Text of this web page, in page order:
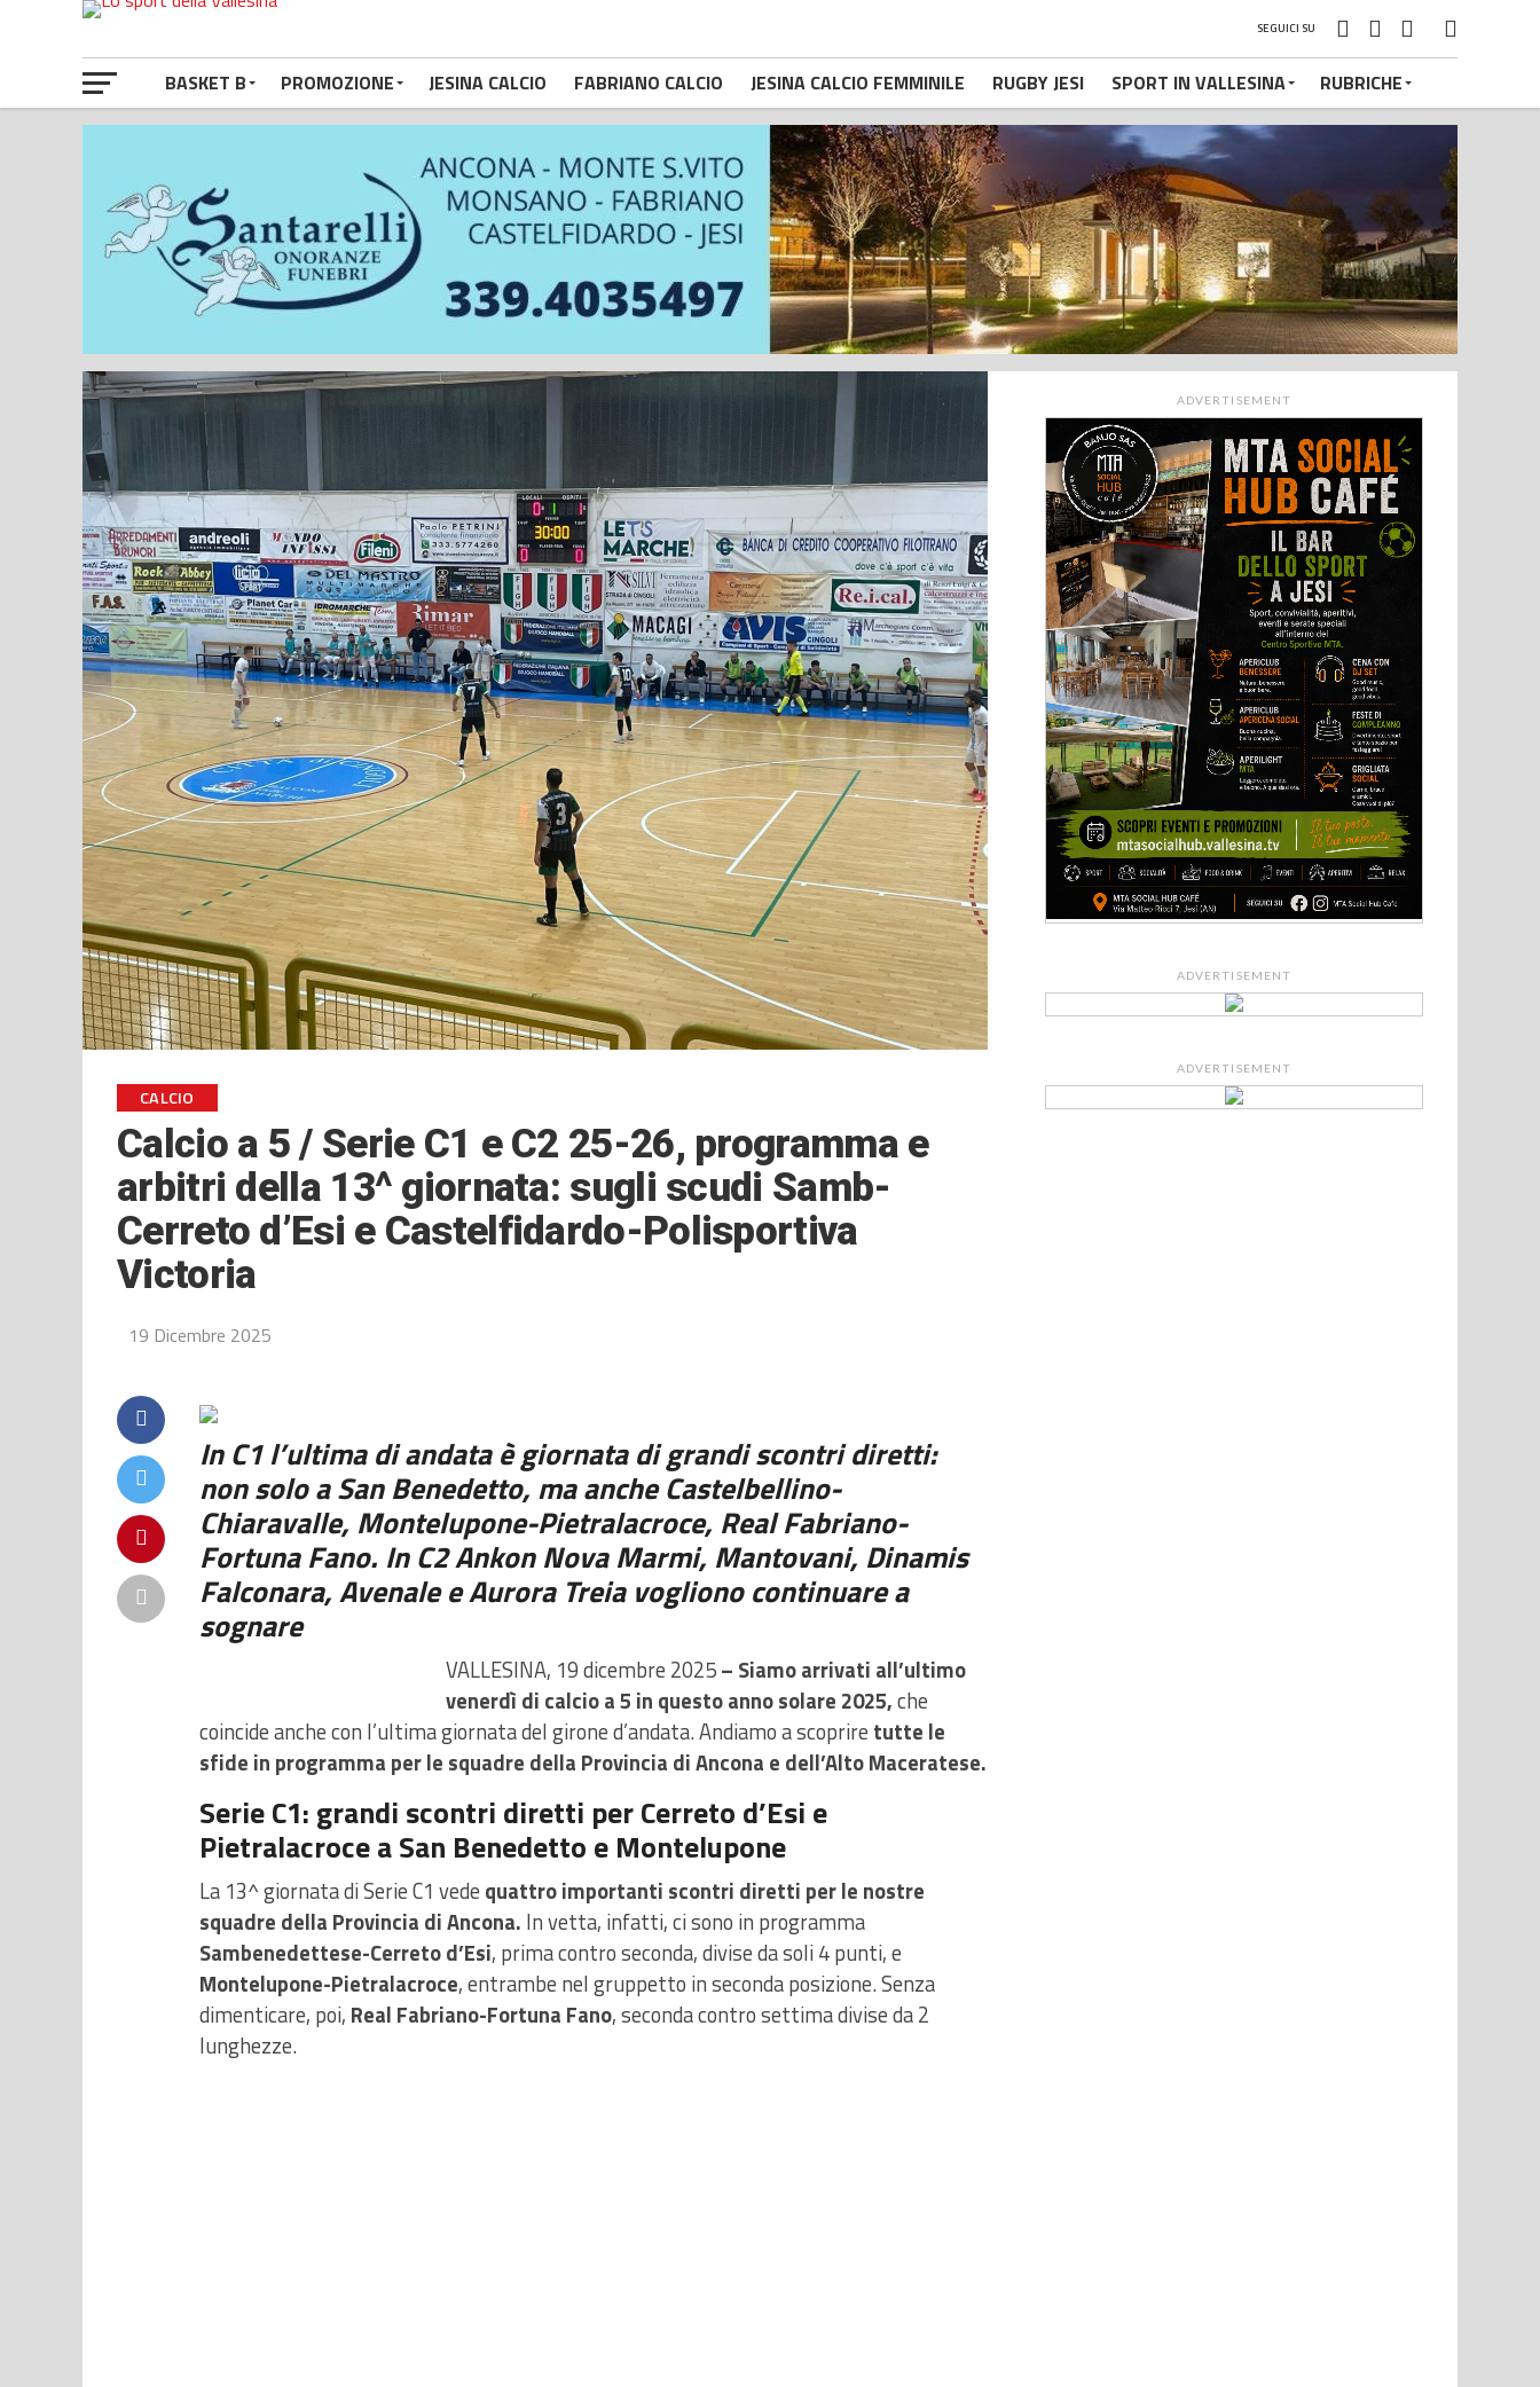
SEGUICI SU
BASKET B PROMOZIONE JESINA CALCIO FABRIANO CALCIO JESINA CALCIO FEMMINILE RUGBY JESI SPORT IN VALLESINA RUBRICHE
CALCIO
Calcio a 5 / Serie C1 e C2 25-26, programma e
arbitri della 13^ giornata: sugli scudi Samb-
Cerreto d’Esi e Castelfidardo-Polisportiva
Victoria
19 Dicembre 2025
In C1 l’ultima di andata è giornata di grandi scontri diretti:
non solo a San Benedetto, ma anche Castelbellino-
Chiaravalle, Montelupone-Pietralacroce, Real Fabriano-
Fortuna Fano. In C2 Ankon Nova Marmi, Mantovani, Dinamis
Falconara, Avenale e Aurora Treia vogliono continuare a
sognare
VALLESINA, 19 dicembre 2025– Siamo arrivati all’ultimo
venerdì di calcio a 5 in questo anno solare 2025,che
coincide anche con l’ultima giornata del girone d’andata. Andiamo a scoprire tutte le
sfide in programma per le squadre della Provincia di Ancona e dell’Alto Maceratese.
Serie C1: grandi scontri diretti per Cerreto d’Esi e
Pietralacroce a San Benedetto e Montelupone
La 13^ giornata di Serie C1 vede quattro importanti scontri diretti per le nostre
squadre della Provincia di Ancona. In vetta, infatti, ci sono in programma
Sambenedettese-Cerreto d’Esi, prima contro seconda, divise da soli 4 punti, e
Montelupone-Pietralacroce, entrambe nel gruppetto in seconda posizione. Senza
dimenticare, poi, Real Fabriano-Fortuna Fano, seconda contro settima divise da 2
lunghezze.
ADVERTISEMENT
ADVERTISEMENT
ADVERTISEMENT